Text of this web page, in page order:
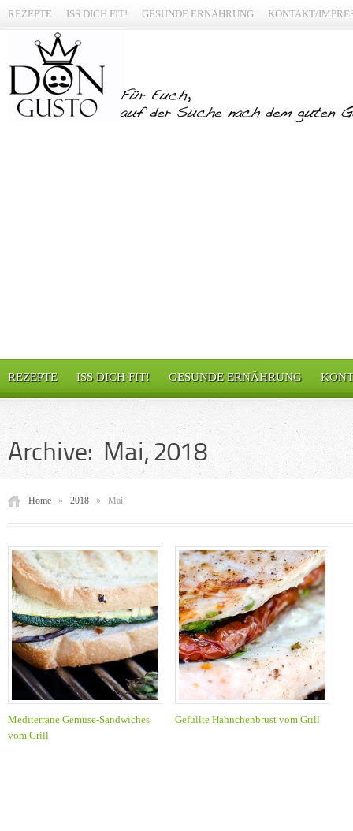
REZEPTE ISS DICH FIT! GESUNDE ERNÄHRUNG KONTAKT/
REZEPTE ISS DICH FIT! GESUNDE ERNÄHRUNG
Archive: Mai, 2018
Home » 2018 » Mai
Mediterrane Gemüse-Sandwiches
vom Grill
Gefüllte Hähnchenbrust vom Grill